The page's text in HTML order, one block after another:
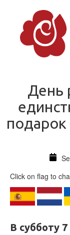
День
Click on flag to
В субботу